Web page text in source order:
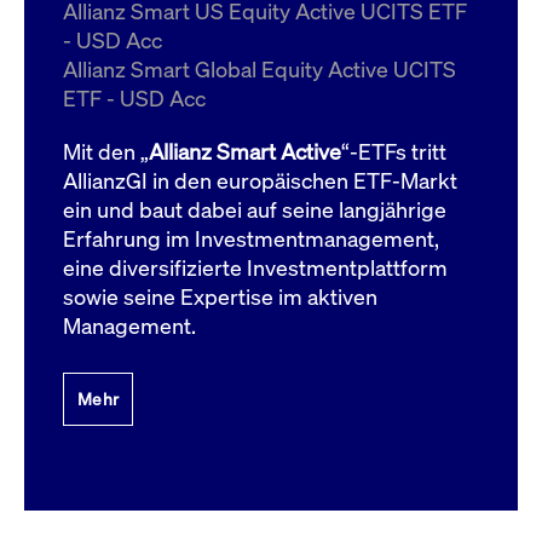
Allianz Smart US Equity Active UCITS ETF
- USD Acc
Allianz Smart Global Equity Active UCITS
ETF - USD Acc
Mit den „Allianz Smart Active“-ETFs tritt
AllianzGI in den europäischen ETF-Markt
ein und baut dabei auf seine langjährige
Erfahrung im Investmentmanagement,
eine diversifizierte Investmentplattform
sowie seine Expertise im aktiven
Management.
Mehr
ApplicationGatewayAffinityCORS
boerse.com
Domain
bis